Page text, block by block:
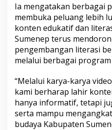
Ia mengatakan berbagai
membuka peluang lebih
konten edukatif dan
Sumenep terus
pengembangan literasi
melalui berbagai
“Melalui karya-karya
kami berharap lahir
hanya informatif, tetapi
serta mampu
budaya Kabupaten